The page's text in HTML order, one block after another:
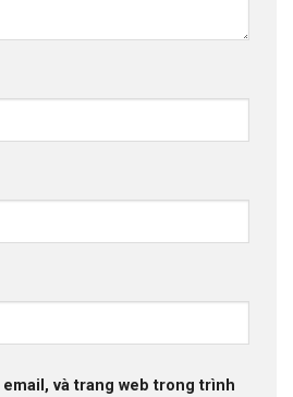
email, và trang web trong trình